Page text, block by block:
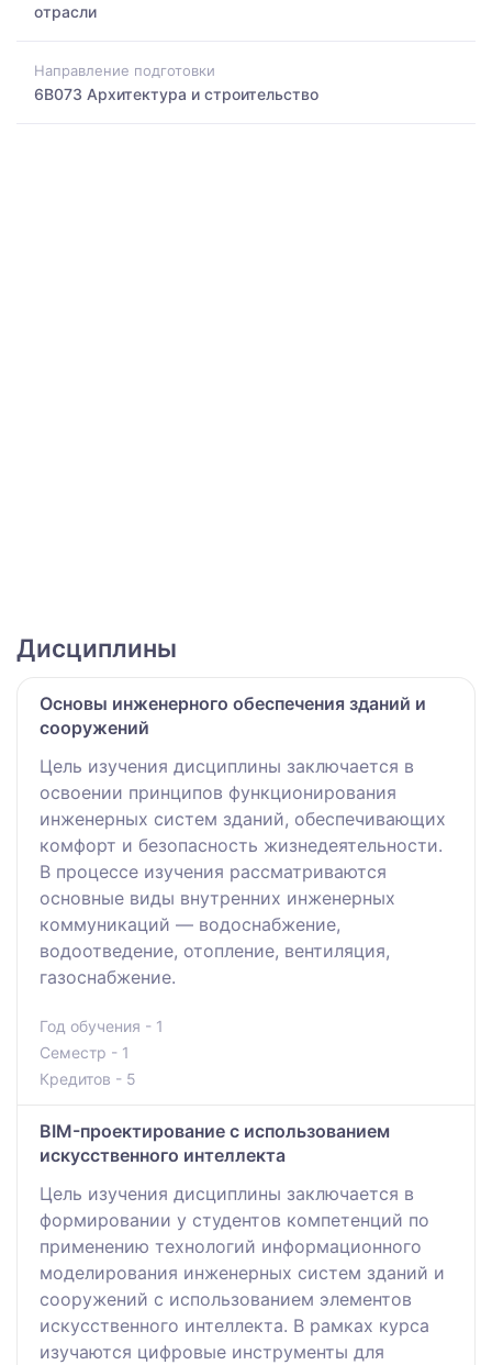
отрасли
Направление подготовки
6B073 Архитектура и строительство
Дисциплины
Основы инженерного обеспечения зданий и
сооружений
Цель изучения дисциплины заключается в
освоении принципов функционирования
инженерных систем зданий, обеспечивающих
комфорт и безопасность жизнедеятельности.
В процессе изучения рассматриваются
основные виды внутренних инженерных
коммуникаций — водоснабжение,
водоотведение, отопление, вентиляция,
газоснабжение.
Год обучения - 1
Семестр - 1
Кредитов - 5
BIM-проектирование с использованием
искусственного интеллекта
Цель изучения дисциплины заключается в
формировании у студентов компетенций по
применению технологий информационного
моделирования инженерных систем зданий и
сооружений с использованием элементов
искусственного интеллекта. В рамках курса
изучаются цифровые инструменты для